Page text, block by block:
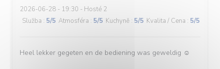
2026-06-28 - 19:30 - Hosté 2
Služba : 5/5 Atmosféra : 5/5 Kuchyně : 5/5 Kvalita / Cena : 5/5
Heel lekker gegeten en de bediening was geweldig ☺️